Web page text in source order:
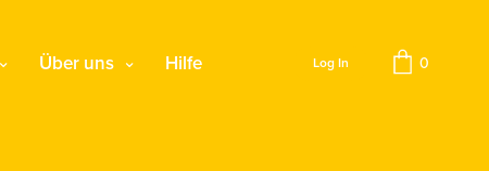
Über uns Hilfe Log In 0